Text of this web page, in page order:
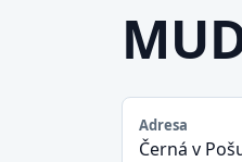
Adresa
Černá v